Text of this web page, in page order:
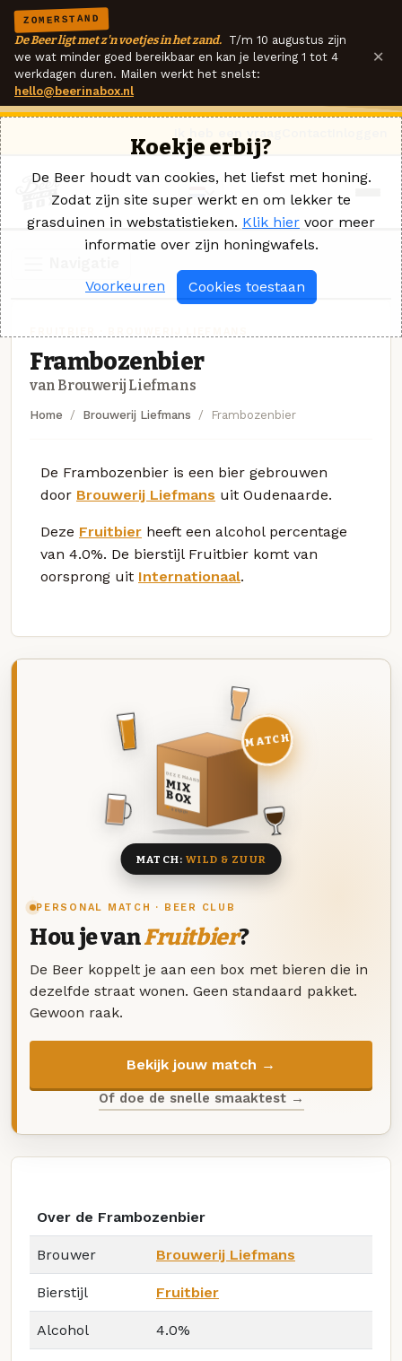
ZOMERSTAND
De Beer ligt met z'n voetjes in het zand. T/m 10 augustus zijn
we wat minder goed bereikbaar en kan je levering 1 tot 4
werkdagen duren. Mailen werkt het snelst:
hello@beerinabox.nl
×
Frambozenbier
van Brouwerij Liefmans
Home Brouwerij Liefmans Frambozenbier
De Frambozenbier is een bier gebrouwen
door Brouwerij Liefmans uit Oudenaarde.
Deze Fruitbier heeft een alcohol percentage
van 4.0%. De bierstijl Fruitbier komt van
oorsprong uit Internationaal.
PERSONAL MATCH · BEER CLUB
Hou je vanFruitbier?
De Beer koppelt je aan een box met bieren die in
dezelfde straat wonen. Geen standaard pakket.
Gewoon raak.
Bekijk jouw match →
Of doe de snelle smaaktest →
DEZE MAAND
MIX
BOX
8 BIEREN
MATCH
MATCH:WILD & ZUUR
Over de Frambozenbier
Brouwer Brouwerij Liefmans
Bierstijl Fruitbier
Alcohol 4.0%
Koekje erbij?
De Beer houdt van cookies, het liefst met honing.
Zodat zijn site super werkt en om lekker te
grasduinen in webstatistieken. Klik hier voor meer
informatie over zijn honingwafels.
Voorkeuren Cookies toestaan